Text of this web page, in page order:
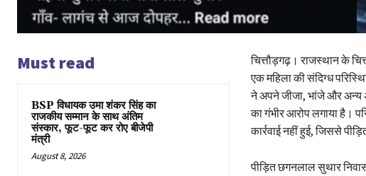
Must read
BSP विधायक उमा शंकर सिंह का
राजकीय सम्मान के साथ अंतिम
संस्कार, फूट-फूट कर रोए बीजेपी
मंत्री
August 8, 2026
चित्तौड़गढ़। राजस्थान के
एक महिला की संदिग्ध
ने अपने जीजा, भांजे और अन्य
का गंभीर आरोप लगाया है।
कार्रवाई नहीं हुई, जिससे
पीड़ित छगनलाल सुथार